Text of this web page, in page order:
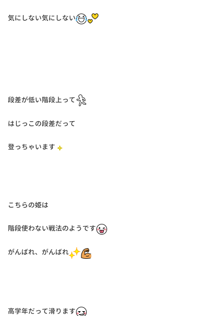
気にしない気にしない
段差が低い階段上って
はじっこの段差だって
登っちゃいます
こちらの姫は
階段使わない戦法のようです
がんばれ、がんばれ
高学年だって滑ります